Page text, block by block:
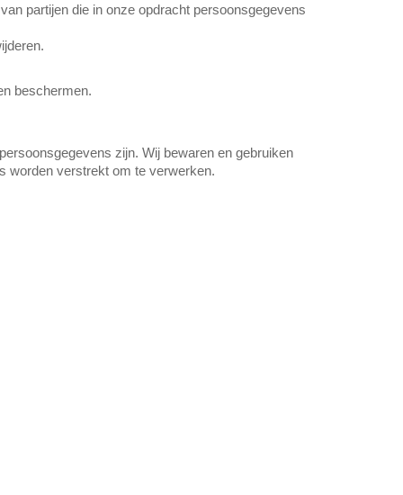
partijen die in onze opdracht persoonsgegevens
beschermen.
zijn. Wij bewaren en gebruiken
worden verstrekt om te verwerken.